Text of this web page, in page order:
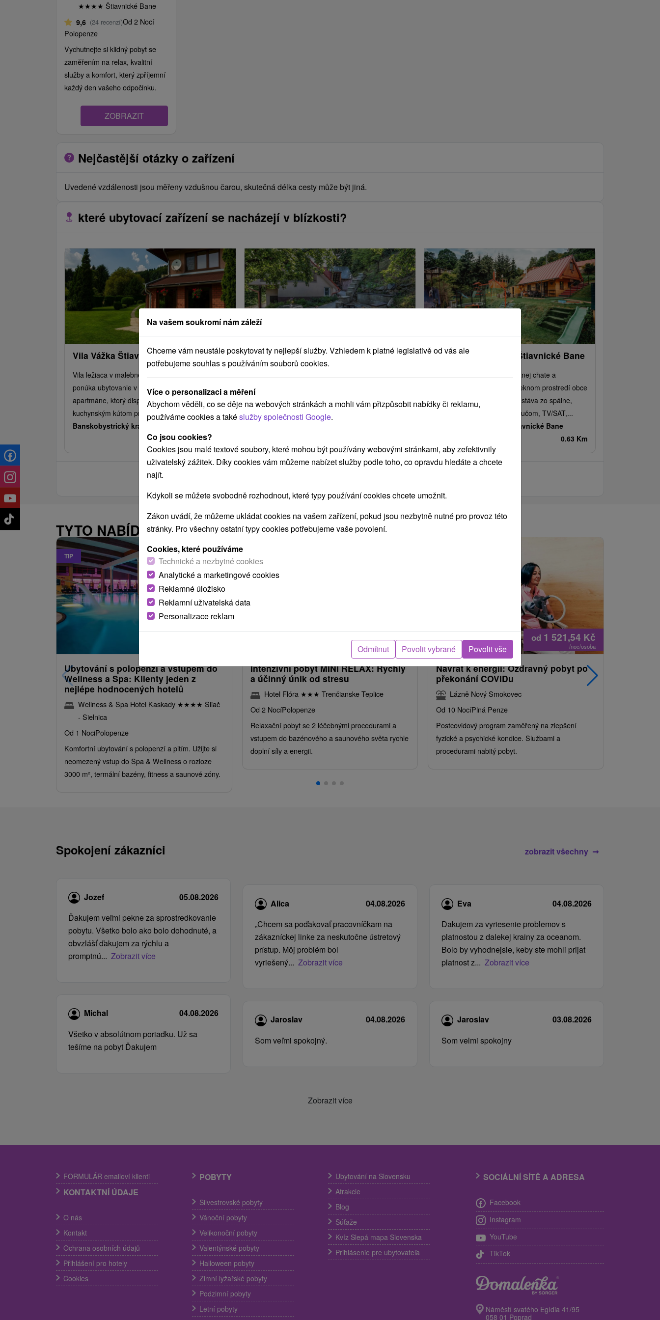
★★★★ Štiavnické Bane
9,6 (24 recenzí)Od 2 Nocí
Polopenze
Vychutnejte si klidný pobyt se
zaměřením na relax, kvalitní
služby a komfort, který zpříjemní
každý den vašeho odpočinku.
ZOBRAZIT
Nejčastější otázky o zařízení
Uvedené vzdálenosti jsou měřeny vzdušnou čarou, skutečná délka cesty může být jiná.
které ubytovací zařízení se nacházejí v blízkosti?
Vila Vážka Štiavnické Bane
Vila ležiaca v malebnej obci Štiavnické Bane,
ponúka ubytovanie v štyroch izbách a jednom
apartmáne, ktorý disponuje plne vybaveným
kuchynským kútom prepojeným...
Banskobystrický kraj -
0.54 Km
Chata Štiavnica Štiavnické Bane
Štiavnických vrchov, v malebnej obci Štiavnické
Bane, ponúka ubytovanie v dvoch pohodlných
izbách, spoločenskej miestnosti...
Chata Bikers house Štiavnické Bane
Štýlové ubytovanie v murovanej chate a
apartmáne sa nachádza v peknom prostredí obce
Štiavnické Bane. Chata pozostáva zo spálne,
spoločenskej miestnosti s gaučom, TV/SAT,...
Štiavnické Bane
0.63 Km
TYTO NABÍDKY BY VÁS MOHLY TAKÉ ZAJÍMAT
TIP
Ubytování s polopenzí a vstupem do
Wellness a Spa: Klienty jeden z
nejlépe hodnocených hotelů
Wellness & Spa Hotel Kaskady ★★★★ Sliač
- Sielnica
Od 1 NociPolopenze
Komfortní ubytování s polopenzí a pitím. Užijte si
neomezený vstup do Spa & Wellness o rozloze
3000 m², termální bazény, fitness a saunové zóny.
od2 278,07Kč
/noc/osoba
Intenzivní pobyt MINI RELAX: Rychlý
a účinný únik od stresu
Hotel Flóra ★★★ Trenčianske Teplice
Od 2 NocíPolopenze
Relaxační pobyt se 2 léčebnými procedurami a
vstupem do bazénového a saunového světa rychle
doplní síly a energii.
od 1 521,54 Kč
/noc/osoba
Návrat k energii: Ozdravný pobyt po
překonání COVIDu
Lázně Nový Smokovec
Od 10 NocíPlná Penze
Postcovidový program zaměřený na zlepšení
fyzické a psychické kondice. Službami a
procedurami nabitý pobyt.
Spokojení zákazníci zobrazit všechny
Jozef
05.08.2026
Ďakujem veľmi pekne za sprostredkovanie
pobytu. Všetko bolo ako bolo dohodnuté, a
obvzlášť ďakujem za rýchlu a
promptnú... Zobrazit více
Michal
04.08.2026
Všetko v absolútnom poriadku. Už sa
tešíme na pobyt Ďakujem
Alica
04.08.2026
„Chcem sa poďakovať pracovníčkam na
zákazníckej linke za neskutočne ústretový
prístup. Môj problém bol
vyriešený... Zobrazit více
Jaroslav
04.08.2026
Som veľmi spokojný.
Eva
04.08.2026
Dakujem za vyriesenie problemov s
platnostou z dalekej krainy za oceanom.
Bolo by vyhodnejsie, keby ste mohli prijat
platnost z... Zobrazit více
Jaroslav
03.08.2026
Som velmi spokojny
Zobrazit více
FORMULÁR emailoví klienti
KONTAKTNÍ ÚDAJE
O nás
Kontakt
Ochrana osobních údajů
Přihlášení pro hotely
Cookies
POBYTY
Silvestrovské pobyty
Vánoční pobyty
Velikonoční pobyty
Valentýnské pobyty
Halloween pobyty
Zimní lyžařské pobyty
Podzimní pobyty
Letní pobyty
Ubytování na Slovensku
Atrakcie
Blog
Súťaže
Kvíz Slepá mapa Slovenska
Prihlásenie pre ubytovateľa
SOCIÁLNÍ SÍTĚ A ADRESA
Facebook
Instagram
YouTube
TikTok
Náměstí svatého Egídia 41/95
058 01 Poprad
Na vašem soukromí nám záleží
Chceme vám neustále poskytovat ty nejlepší služby. Vzhledem k platné legislativě od vás ale
potřebujeme souhlas s používáním souborů cookies.
Více o personalizaci a měření
Abychom věděli, co se děje na webových stránkách a mohli vám přizpůsobit nabídky či reklamu,
používáme cookies a takéslužby společnosti Google.
Co jsou cookies?
Cookies jsou malé textové soubory, které mohou být používány webovými stránkami, aby zefektivnily
uživatelský zážitek. Díky cookies vám můžeme nabízet služby podle toho, co opravdu hledáte a chcete
najít.
Kdykoli se můžete svobodně rozhodnout, které typy používání cookies chcete umožnit.
Zákon uvádí, že můžeme ukládat cookies na vašem zařízení, pokud jsou nezbytně nutné pro provoz této
stránky. Pro všechny ostatní typy cookies potřebujeme vaše povolení.
Cookies, které používáme
Technické a nezbytné cookies
Analytické a marketingové cookies
Reklamné úložisko
Reklamní uživatelská data
Personalizace reklam
Odmítnut Povolit vybrané Povolit vše